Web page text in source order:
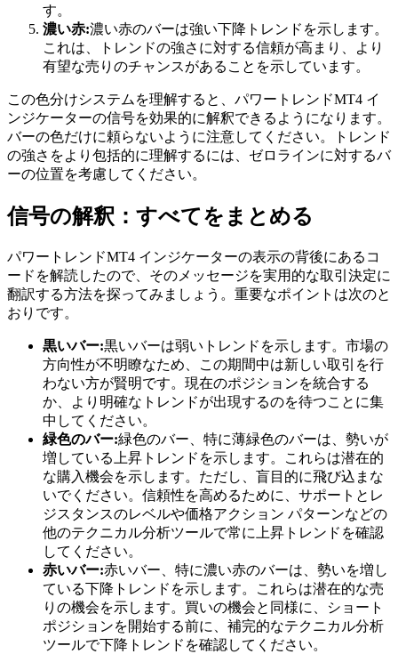
す。
濃い赤:濃い赤のバーは強い下降トレンドを示します。
これは、トレンドの強さに対する信頼が高まり、より
有望な売りのチャンスがあることを示しています。
この色分けシステムを理解すると、パワートレンドMT4 イ
ンジケーターの信号を効果的に解釈できるようになります。
バーの色だけに頼らないように注意してください。トレンド
の強さをより包括的に理解するには、ゼロラインに対するバ
ーの位置を考慮してください。
信号の解釈：すべてをまとめる
パワートレンドMT4 インジケーターの表示の背後にあるコ
ードを解読したので、そのメッセージを実用的な取引決定に
翻訳する方法を探ってみましょう。重要なポイントは次のと
おりです。
黒いバー:黒いバーは弱いトレンドを示します。市場の
方向性が不明瞭なため、この期間中は新しい取引を行
わない方が賢明です。現在のポジションを統合する
か、より明確なトレンドが出現するのを待つことに集
中してください。
緑色のバー:緑色のバー、特に薄緑色のバーは、勢いが
増している上昇トレンドを示します。これらは潜在的
な購入機会を示します。ただし、盲目的に飛び込まな
いでください。信頼性を高めるために、サポートとレ
ジスタンスのレベルや価格アクション パターンなどの
他のテクニカル分析ツールで常に上昇トレンドを確認
してください。
赤いバー:赤いバー、特に濃い赤のバーは、勢いを増し
ている下降トレンドを示します。これらは潜在的な売
りの機会を示します。買いの機会と同様に、ショート
ポジションを開始する前に、補完的なテクニカル分析
ツールで下降トレンドを確認してください。